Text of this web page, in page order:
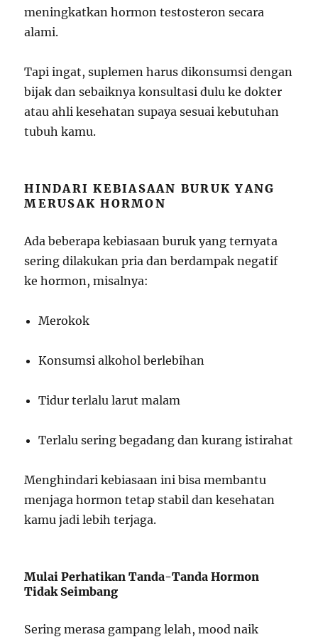
meningkatkan hormon testosteron secara
alami.
Tapi ingat, suplemen harus dikonsumsi dengan
bijak dan sebaiknya konsultasi dulu ke dokter
atau ahli kesehatan supaya sesuai kebutuhan
tubuh kamu.
HINDARI KEBIASAAN BURUK YANG
MERUSAK HORMON
Ada beberapa kebiasaan buruk yang ternyata
sering dilakukan pria dan berdampak negatif
ke hormon, misalnya:
Merokok
Konsumsi alkohol berlebihan
Tidur terlalu larut malam
Terlalu sering begadang dan kurang istirahat
Menghindari kebiasaan ini bisa membantu
menjaga hormon tetap stabil dan kesehatan
kamu jadi lebih terjaga.
Mulai Perhatikan Tanda-Tanda Hormon
Tidak Seimbang
Sering merasa gampang lelah, mood naik